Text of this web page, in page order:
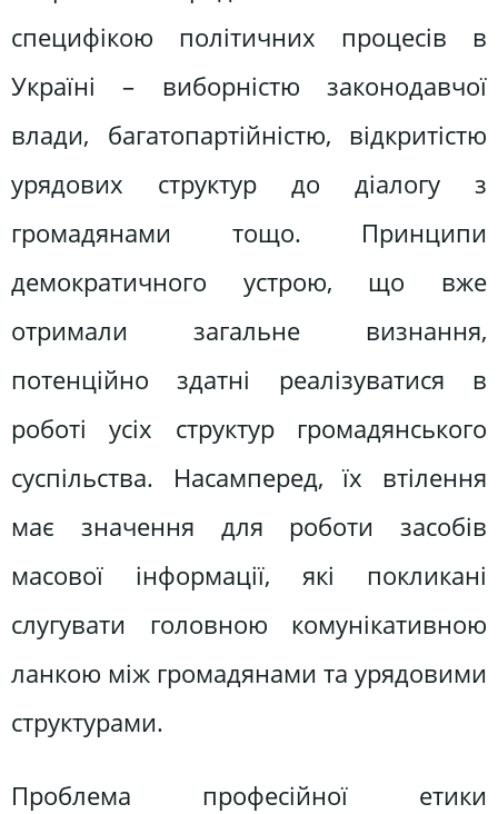
специфікою політичних процесів в
Україні – виборністю законодавчої
влади, багатопартійністю, відкритістю
урядових структур до діалогу з
громадянами тощо. Принципи
демократичного устрою, що вже
отримали загальне визнання,
потенційно здатні реалізуватися в
роботі усіх структур громадянського
суспільства. Насамперед, їх втілення
має значення для роботи засобів
масової інформації, які покликані
слугувати головною комунікативною
ланкою між громадянами та урядовими
структурами.
Проблема професійної етики